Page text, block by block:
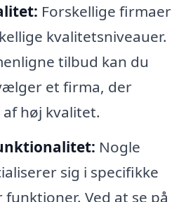
Forskellige firmaer
kvalitetsniveauer.
tilbud kan du
et firma, der
høj kvalitet.
Nogle
sig i specifikke
Ved at se på